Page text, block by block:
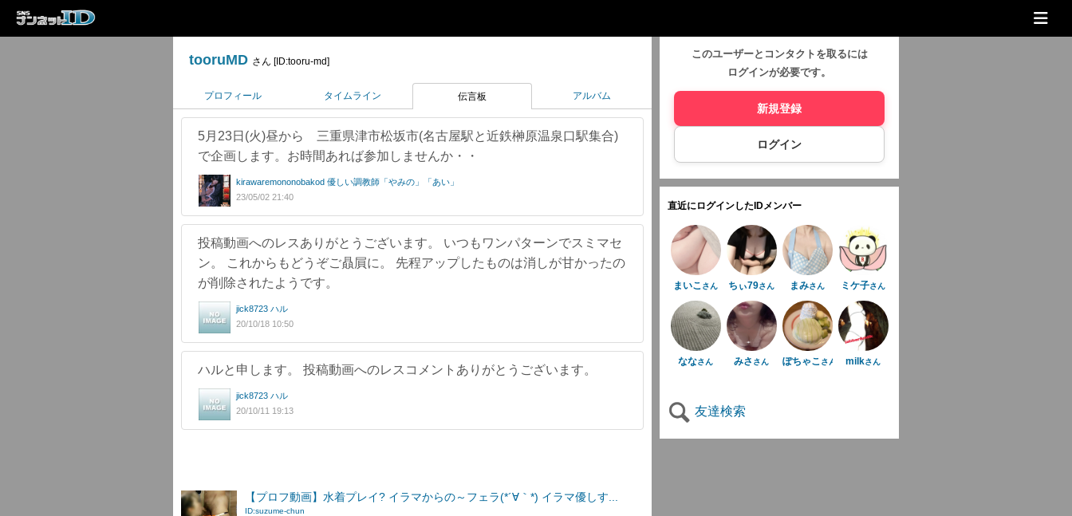
tooruMD さん [ID:tooru-md]
プロフィール タイムライン 伝言板 アルバム
5月23日(火)昼から 三重県津市松坂市(名古屋駅と近鉄榊原温泉口駅集合)
で企画します。お時間あれば参加しませんか・・
kirawaremononobakod 優しい調教師「やみの」「あい」
23/05/02 21:40
投稿動画へのレスありがとうございます。 いつもワンパターンでスミマセ
ン。 これからもどうぞご贔屓に。 先程アップしたものは消しが甘かったの
が削除されたようです。
jick8723 ハル
20/10/18 10:50
ハルと申します。 投稿動画へのレスコメントありがとうございます。
jick8723 ハル
20/10/11 19:13
【プロフ動画】水着プレイ? イラマからの～フェラ(*´∀｀*) イラマ優しす...
ID:suzume-chun
このユーザーとコンタクトを取るには
ログインが必要です。
新規登録
ログイン
直近にログインしたIDメンバー
まいこさん ちぃ79さん まみさん ミケ子さん
ななさん みさ さん ぽちゃこさん milkさん
友達検索